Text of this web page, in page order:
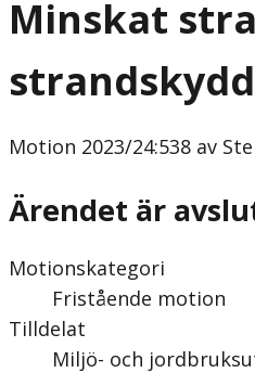
Minskat
Motion 2023/24:538 av
Ärendet är
Motionskategori
Fristående motion
Tilldelat
Miljö- och